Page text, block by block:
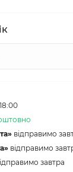
відправимо
відправимо
завтра